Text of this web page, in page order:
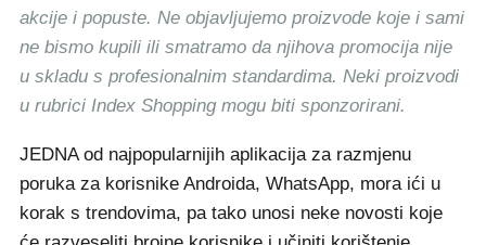
akcije i popuste. Ne objavljujemo proizvode koje i sami
ne bismo kupili ili smatramo da njihova promocija nije
u skladu s profesionalnim standardima. Neki proizvodi
u rubrici Index Shopping mogu biti sponzorirani.
JEDNA od najpopularnijih aplikacija za razmjenu
poruka za korisnike Androida, WhatsApp, mora ići u
korak s trendovima, pa tako unosi neke novosti koje